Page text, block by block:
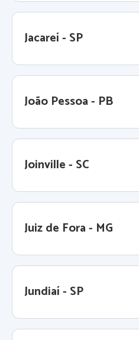
Jacareí - SP
João Pessoa - PB
Joinville - SC
Juiz de Fora - MG
Jundiaí - SP